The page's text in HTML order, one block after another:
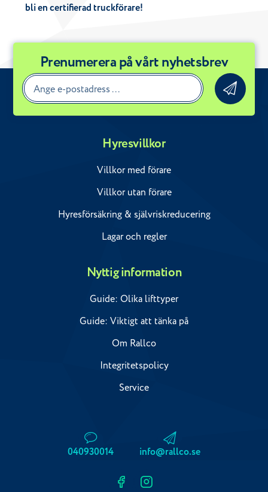
bli en certifierad truckförare!
Prenumerera på vårt nyhetsbrev
Hyresvillkor
Villkor med förare
Villkor utan förare
Hyresförsäkring & självriskreducering
Lagar och regler
Nyttig information
Guide: Olika lifttyper
Guide: Viktigt att tänka på
Om Rallco
Integritetspolicy
Service
040930014 info@rallco.se